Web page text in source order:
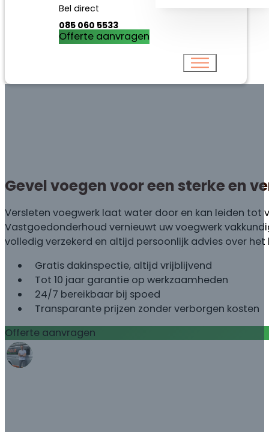
Bel direct
085 060 5533
Offerte aanvragen
Gevel voegen voor een sterke en
Versleten voegwerk laat water door en kan leiden tot
Vastgoedonderhoud vernieuwt uw voegwerk
volledig verzekerd en altijd persoonlijk advies over
Gratis dakinspectie, altijd vrijblijvend
Tot 10 jaar garantie op werkzaamheden
24/7 bereikbaar bij spoed
Transparante prijzen zonder verborgen kosten
Offerte aanvragen